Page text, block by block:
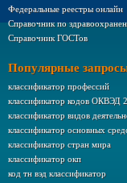
Федеральные реестры онлайн
Справочник по
Справочник ГОСТов
Популярные
классификатор профессий
классификатор кодов ОКВЭД
классификатор видов
классификатор основных
классификатор стран мира
классификатор окп
код тн вэд классификатор